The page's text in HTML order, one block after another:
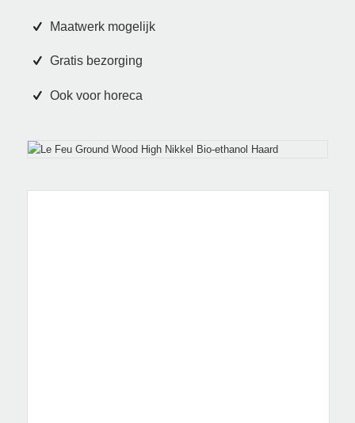
Maatwerk mogelijk
Gratis bezorging
Ook voor horeca